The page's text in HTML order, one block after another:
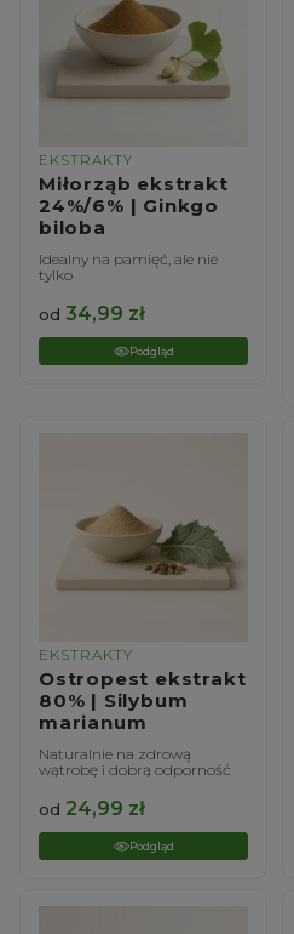
EKSTRAKTY
Miłorząb ekstrakt
24%/6% | Ginkgo
biloba
Idealny na pamięć, ale nie
tylko
od 34,99 zł
Podgląd
EKSTRAKTY
Ostropest ekstrakt
80% | Silybum
marianum
Naturalnie na zdrową
wątrobę i dobrą odporność
od 24,99 zł
Podgląd